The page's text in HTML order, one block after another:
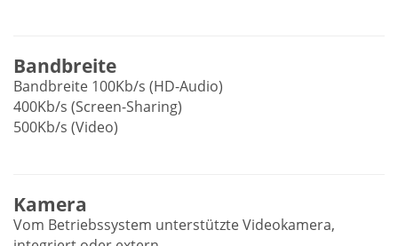
Bandbreite
Bandbreite 100Kb/s (HD-Audio)
400Kb/s (Screen-Sharing)
500Kb/s (Video)
Kamera
Vom Betriebssystem unterstützte Videokamera,